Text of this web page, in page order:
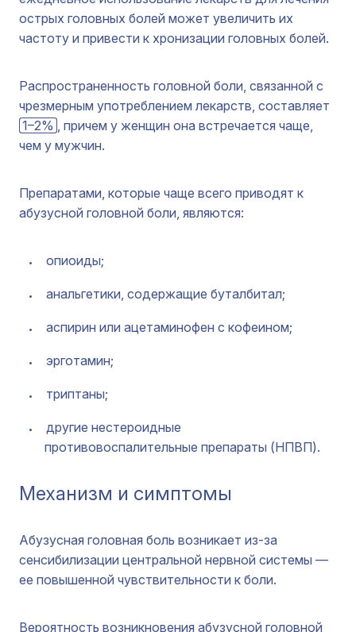
острых головных болей может увеличить их
частоту и привести к хронизации головных болей.
Распространенность головной боли, связанной с
чрезмерным употреблением лекарств, составляет
1–2% , причем у женщин она встречается чаще,
чем у мужчин.
Препаратами, которые чаще всего приводят к
абузусной головной боли, являются:
опиоиды;
анальгетики, содержащие буталбитал;
аспирин или ацетаминофен с кофеином;
эрготамин;
триптаны;
другие нестероидные
противовоспалительные препараты (НПВП).
Механизм и симптомы
Абузусная головная боль возникает из-за
сенсибилизации центральной нервной системы —
ее повышенной чувствительности к боли.
Вероятность возникновения абузусной головной